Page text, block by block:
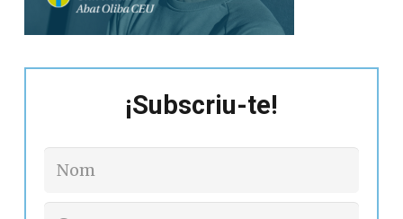
¡Subscriu-te!